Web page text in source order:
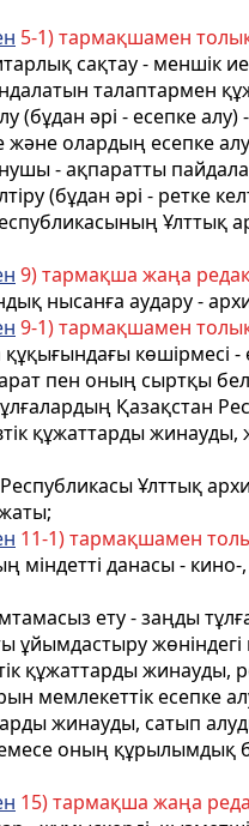
5-1) тармақшамен
сақтау - меншік
талаптармен
(бұдан әрі - есепке
және олардың есепке
- ақпаратты
(бұдан әрі - ретке
Республикасының
9) тармақша жаңа
нысанға аудару -
9-1) тармақшамен
көшірмесі
пен оның сыртқы
Қазақстан
құжаттарды
Республикасы Ұлттық
11-1) тармақшамен
міндетті данасы -
ету - заңды
ұйымдастыру жөніндегі
құжаттарды жинауды,
мемлекеттік есепке
жинауды, сатып
оның құрылымдық
15) тармақша жаңа